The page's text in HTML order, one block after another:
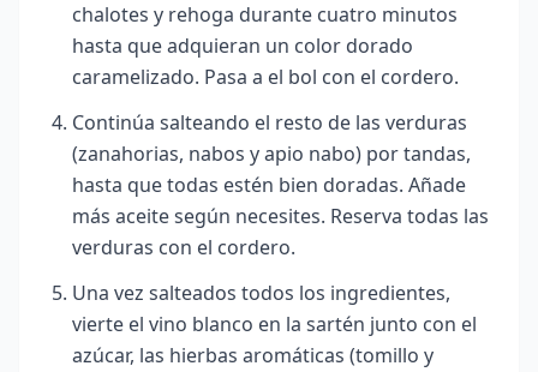
chalotes y rehoga durante cuatro minutos
hasta que adquieran un color dorado
caramelizado. Pasa a el bol con el cordero.
Continúa salteando el resto de las verduras
(zanahorias, nabos y apio nabo) por tandas,
hasta que todas estén bien doradas. Añade
más aceite según necesites. Reserva todas las
verduras con el cordero.
Una vez salteados todos los ingredientes,
vierte el vino blanco en la sartén junto con el
azúcar, las hierbas aromáticas (tomillo y